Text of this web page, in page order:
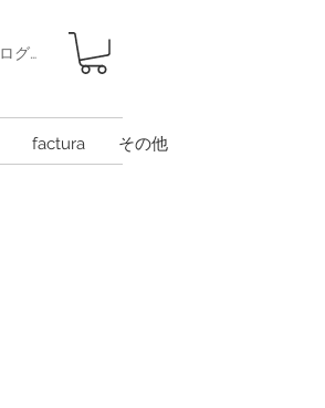
ログイン
factura その他